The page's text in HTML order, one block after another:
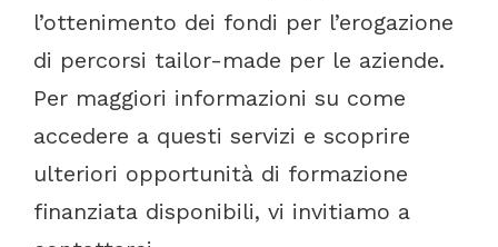
l’ottenimento dei fondi per l’erogazione
di percorsi tailor-made per le aziende.
Per maggiori informazioni su come
accedere a questi servizi e scoprire
ulteriori opportunità di formazione
finanziata disponibili, vi invitiamo a